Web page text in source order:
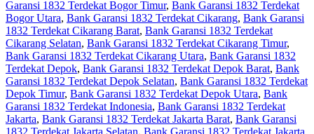
Garansi 1832 Terdekat Bogor Timur, Bank Garansi 1832 Terdekat
Bogor Utara, Bank Garansi 1832 Terdekat Cikarang, Bank Garansi
1832 Terdekat Cikarang Barat, Bank Garansi 1832 Terdekat
Cikarang Selatan, Bank Garansi 1832 Terdekat Cikarang Timur,
Bank Garansi 1832 Terdekat Cikarang Utara, Bank Garansi 1832
Terdekat Depok, Bank Garansi 1832 Terdekat Depok Barat, Bank
Garansi 1832 Terdekat Depok Selatan, Bank Garansi 1832 Terdekat
Depok Timur, Bank Garansi 1832 Terdekat Depok Utara, Bank
Garansi 1832 Terdekat Indonesia, Bank Garansi 1832 Terdekat
Jakarta, Bank Garansi 1832 Terdekat Jakarta Barat, Bank Garansi
1832 Terdekat Jakarta Selatan, Bank Garansi 1832 Terdekat Jakarta